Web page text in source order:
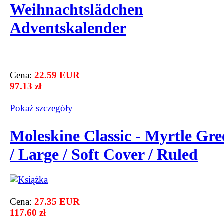
Weihnachtslädchen
Adventskalender
Cena: 22.59 EUR
97.13 zł
Pokaż szczegόły
Moleskine Classic - Myrtle
/ Large / Soft Cover / Ruled
Cena: 27.35 EUR
117.60 zł